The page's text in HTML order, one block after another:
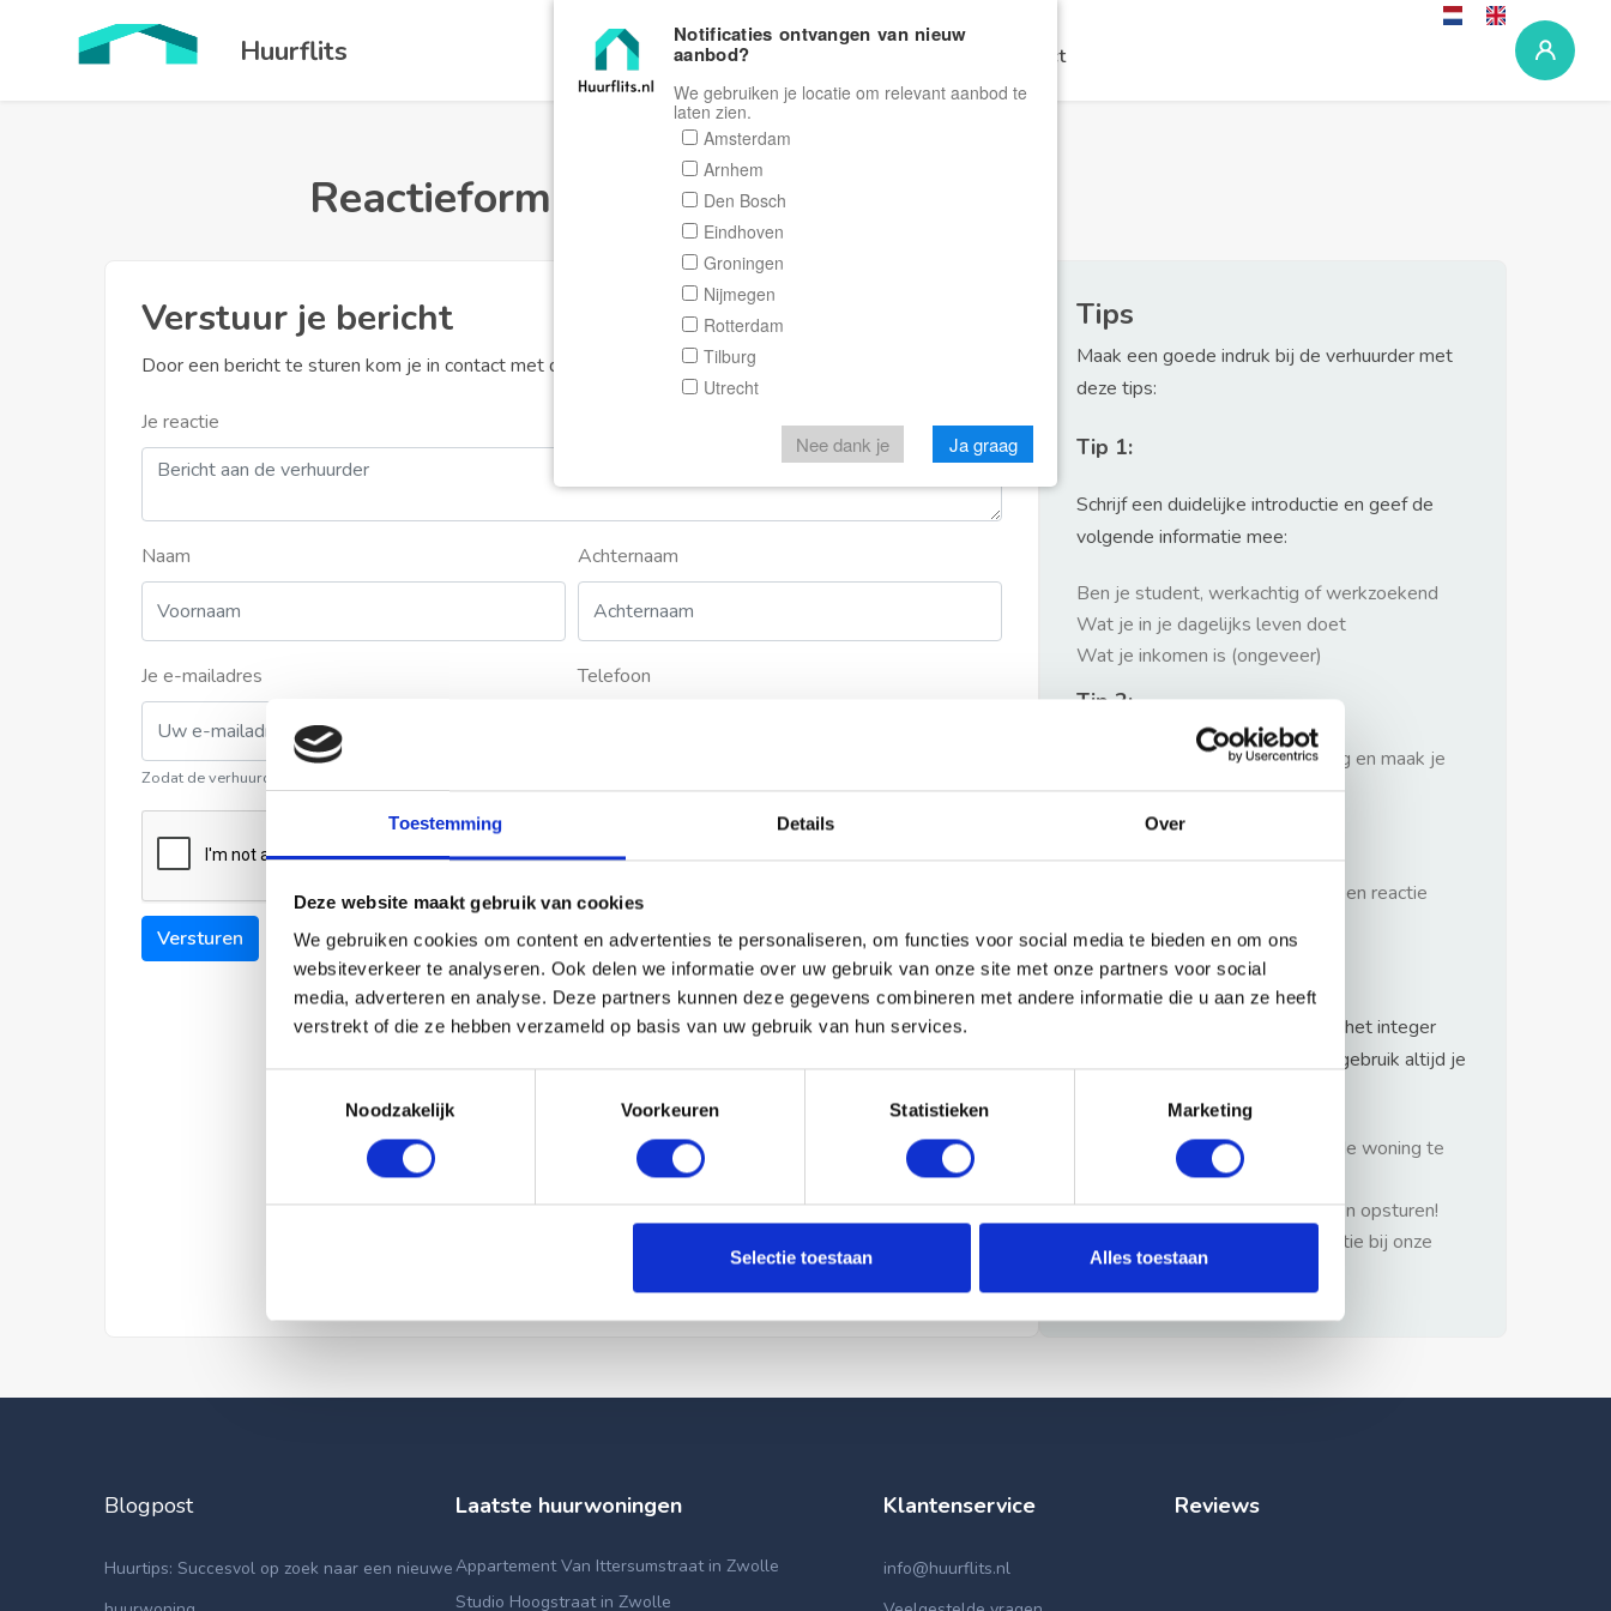
Toestemming Details Over
Deze website maakt gebruik van cookies
We gebruiken cookies om content en advertenties te personaliseren, om functies voor social media te bieden en om ons
websiteverkeer te analyseren. Ook delen we informatie over uw gebruik van onze site met onze partners voor social
media, adverteren en analyse. Deze partners kunnen deze gegevens combineren met andere informatie die u aan ze heeft
verstrekt of die ze hebben verzameld op basis van uw gebruik van hun services.
Noodzakelijk
Voorkeuren Statistieken Marketing
Selectie toestaan Alles toestaan
Huurflits Home Zoeken Contact
Reactieformulier Huurflits
Verstuur je bericht
Door een bericht te sturen kom je in contact met de aanbieder of makelaar van de woning.
Je reactie
Naam Achternaam
Je e-mailadres
Zodat de verhuurder contact met u kan opnemen
Telefoon
Versturen
Tips
Maak een goede indruk bij de verhuurder met
deze tips:
Tip 1:
Schrijf een duidelijke introductie en geef de
volgende informatie mee:
Ben je student, werkachtig of werkzoekend
Wat je in je dagelijks leven doet
Wat je inkomen is (ongeveer)
Tip 2:
Wees beleefd, niet te langdradig en maak je
verhaal kort
Wacht niet met reageren. Snel een reactie
Waarschuwing
Huurflits hecht veel waarde aan het integer
handelen van verhuurders maar gebruik altijd je
1: Nooit vooraf betalen zonder de woning te
hebben gezien.
2: Geen persoonlijke documenten opsturen!
3: Meld bij misbruik de advertentie bij onze
klantenservice.
Blogpost
Huurtips: Succesvol op zoek naar een nieuwe
Laatste huurwoningen
Appartement Van Ittersumstraat in Zwolle
Studio Hoogstraat in Zwolle
Klantenservice
info@huurflits.nl
Reviews
Notificaties ontvangen van nieuw
aanbod?
We gebruiken je locatie om relevant aanbod te
laten zien.
Amsterdam
Arnhem
Den Bosch
Eindhoven
Groningen
Nijmegen
Rotterdam
Tilburg
Utrecht
Nee dank je Ja graag